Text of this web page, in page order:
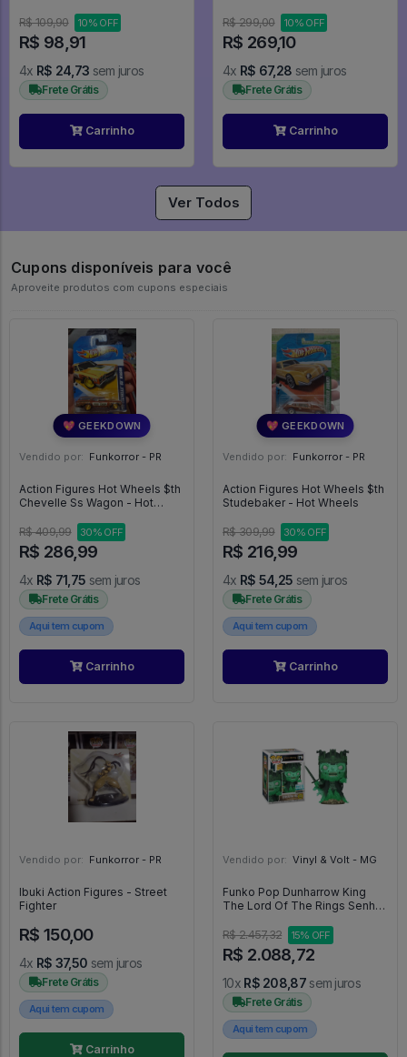
R$ 109,90 10% OFF
R$ 98,91
4x R$ 24,73 sem juros
Frete Grátis
Carrinho
Bram Stoker's Dracula
R$ 299,00 10% OFF
R$ 269,10
4x R$ 67,28 sem juros
Frete Grátis
Carrinho
Ver Todos
Cupons disponíveis para você
Aproveite produtos com cupons especiais
💖 GEEKDOWN
Vendido por: Funkorror - PR
Action Figures Hot Wheels $th
Chevelle Ss Wagon - Hot
R$ 409,99
30% OFF
R$ 286,99
4x R$ 71,75 sem juros
Frete Grátis
Aqui tem cupom
Carrinho
💖 GEEKDOWN
Vendido por: Funkorror - PR
Action Figures Hot Wheels $th
Studebaker - Hot Wheels
R$ 309,99 30% OFF
R$ 216,99
4x R$ 54,25 sem juros
Frete Grátis
Aqui tem cupom
Carrinho
Vendido por: Funkorror - PR
Ibuki Action Figures - Street
Fighter
R$ 150,00
4x R$ 37,50 sem juros
Frete Grátis
Aqui tem cupom
Carrinho
Vendido por: Vinyl & Volt - MG
Funko Pop Dunharrow King
The Lord Of The Rings Senhor
1770 [Limited Edition 9500
Pcs] - Senhor Dos Anéis
#1770
R$ 2.457,32 15% OFF
R$ 2.088,72
10x R$ 208,87sem juros
Frete Grátis
Aqui tem cupom